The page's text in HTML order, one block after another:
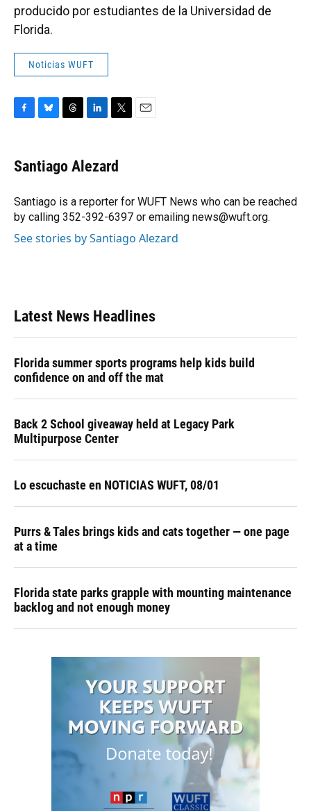
producido por estudiantes de la Universidad de
Florida.
Noticias WUFT
F
e
b
o
k
B
e
s
y
T
e
a
s
L
k
e
I
n
T
t
t
r
E
Santiago Alezard
Santiago is a reporter for WUFT News who can be reached
by calling 352-392-6397 or emailing news@wuft.org.
See stories by Santiago Alezard
Latest News Headlines
Florida summer sports programs help kids build
confidence on and off the mat
Back 2 School giveaway held at Legacy Park
Multipurpose Center
Lo escuchaste en NOTICIAS WUFT, 08/01
Purrs & Tales brings kids and cats together — one page
at a time
Florida state parks grapple with mounting maintenance
backlog and not enough money